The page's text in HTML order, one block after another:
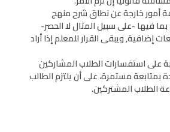
أمور خارجة عن نطاق شرح منهج
فيها -على سبيل المثال لا الحصر-
إضافية, ويبقى القرار للمعلم إذا أراد
على استفسارات الطلاب المشاركين
بمتابعة مستمرة، على أن يلتزم الطالب
الطلاب المشتركين.